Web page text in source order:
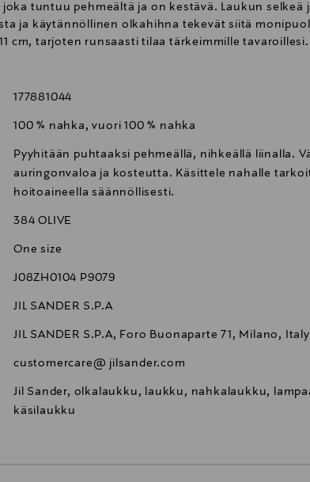
tuntuu pehmeältä ja on kestävä. Laukun selkeä
ja käytännöllinen olkahihna tekevät siitä
cm, tarjoten runsaasti tilaa tärkeimmille tavaroillesi.
177881044
100 % nahka, vuori 100 % nahka
Pyyhitään puhtaaksi pehmeällä, nihkeällä liinalla.
auringonvaloa ja kosteutta. Käsittele nahalle
hoitoaineella säännöllisesti.
384 OLIVE
One size
J08ZH0104 P9079
JIL SANDER S.P.A
JIL SANDER S.P.A, Foro Buonaparte 71, Milano, Italy
customercare@ jilsander.com
Jil Sander, olkalaukku, laukku, nahkalaukku,
käsilaukku